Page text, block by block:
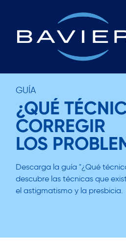
GUÍA
¿QUÉ
CORREGIR
LOS
Descarga la guía "¿Qué
descubre las técnicas que
el astigmatismo y la presbicia.